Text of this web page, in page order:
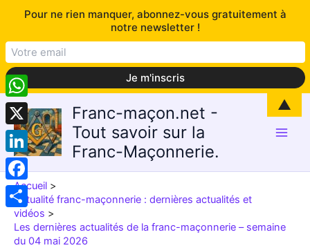
Aller
au
contenu
Franc-maçon.net -
Tout savoir sur la
Franc-Maçonnerie.
Accueil
Actualité franc-maçonnerie : dernières actualités et
vidéos
Les dernières actualités de la franc-maçonnerie – semaine
du 04 mai 2026
Pour ne rien manquer, abonnez-vous gratuitement à
notre newsletter !
▲
WhatsApp
X
LinkedIn
Facebook
Partager